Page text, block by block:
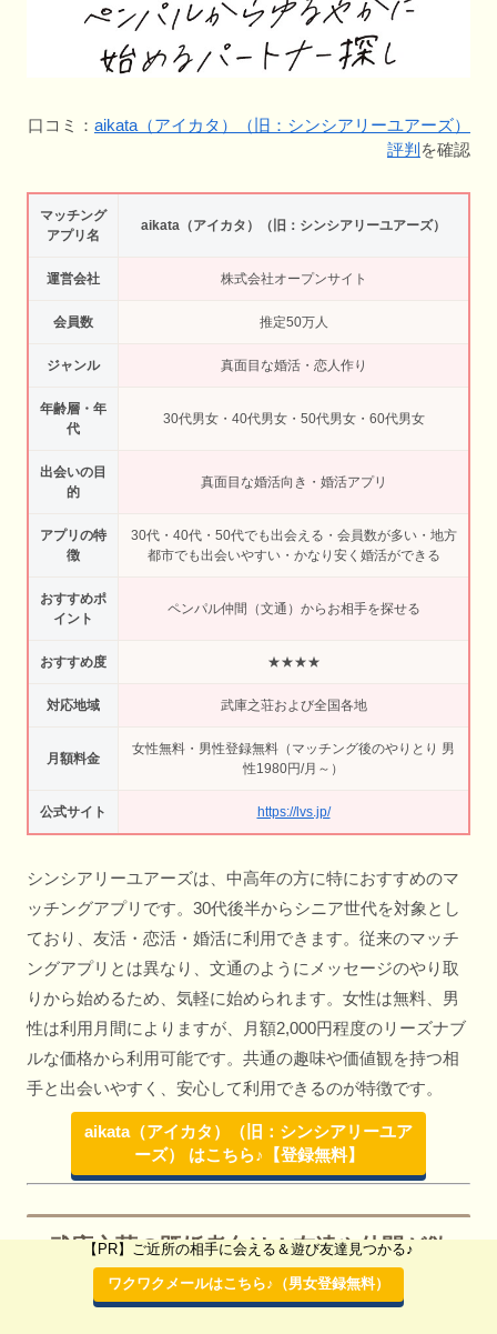
口コミ： aikata（アイカタ）（旧：シンシアリーユアーズ）
評判 を確認
マッチング
アプリ名
aikata（アイカタ）（旧：シンシアリーユアーズ）
運営会社 株式会社オープンサイト
会員数 推定50万人
ジャンル 真面目な婚活・恋人作り
年齢層・年
代
30代男女・40代男女・50代男女・60代男女
出会いの目
的
真面目な婚活向き・婚活アプリ
アプリの特
徴
30代・40代・50代でも出会える・会員数が多い・地方
都市でも出会いやすい・かなり安く婚活ができる
おすすめポ
イント
ペンパル仲間（文通）からお相手を探せる
おすすめ度 ★★★★
対応地域 武庫之荘および全国各地
月額料金
女性無料・男性登録無料（マッチング後のやりとり 男
性1980円/月～）
公式サイト https://lvs.jp/
シンシアリーユアーズは、中高年の方に特におすすめのマ
ッチングアプリです。30代後半からシニア世代を対象とし
ており、友活・恋活・婚活に利用できます。従来のマッチ
ングアプリとは異なり、文通のようにメッセージのやり取
りから始めるため、気軽に始められます。女性は無料、男
性は利用月間によりますが、月額2,000円程度のリーズナブ
ルな価格から利用可能です。共通の趣味や価値観を持つ相
手と出会いやすく、安心して利用できるのが特徴です。
aikata（アイカタ）（旧：シンシアリーユア
ーズ） はこちら♪【登録無料】
武庫之荘の既婚者向け！友達や仲間が欲
しい人におすすめの出会い方
【PR】ご近所の相手に会える＆遊び友達見つかる♪
ワクワクメールはこちら♪（男女登録無料）